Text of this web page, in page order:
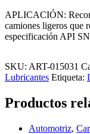
APLICACIÓN:
camiones ligeros que
especificación API
SKU: ART-015031
Lubricantes Etiqueta:
Productos
Automotriz,